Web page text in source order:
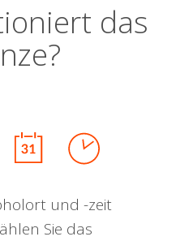
das
und -zeit
Sie das